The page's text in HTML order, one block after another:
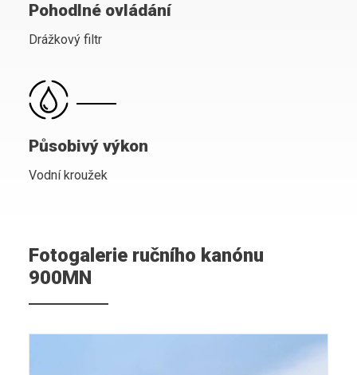
Pohodlné ovládání
Drážkový filtr
Působivý výkon
Vodní kroužek
Fotogalerie ručního kanónu
900MN